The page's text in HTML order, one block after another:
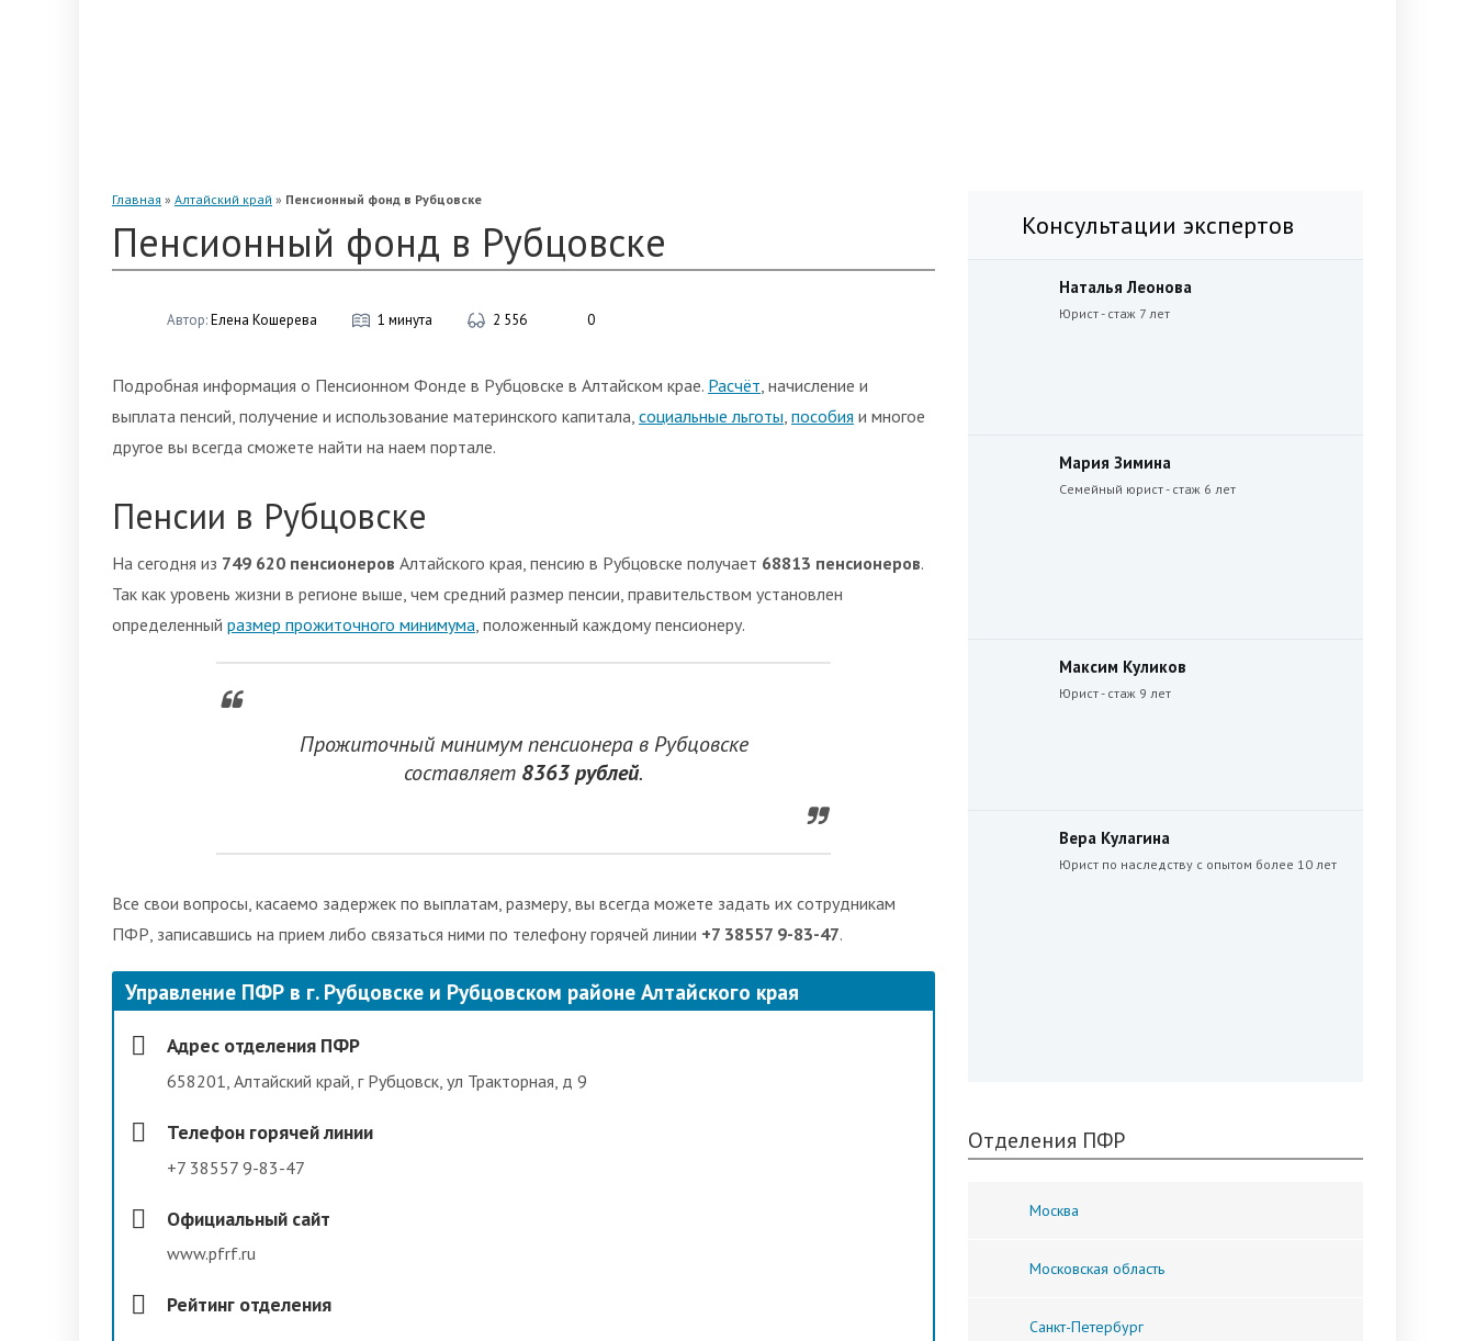
Главная » Алтайский край » Пенсионный фонд в Рубцовске
Пенсионный фонд в Рубцовске
Автор:Елена Кошерева 1 минута 2 556 0
Подробная информация о Пенсионном Фонде в Рубцовске в Алтайском крае. Расчёт, начисление и
выплата пенсий, получение и использование материнского капитала, социальные льготы, пособия и многое
другое вы всегда сможете найти на наем портале.
Пенсии в Рубцовске
На сегодня из 749 620 пенсионеров Алтайского края, пенсию в Рубцовске получает 68813 пенсионеров.
Так как уровень жизни в регионе выше, чем средний размер пенсии, правительством установлен
определенный размер прожиточного минимума, положенный каждому пенсионеру.
Прожиточный минимум пенсионера в Рубцовске
составляет 8363 рублей.
Все свои вопросы, касаемо задержек по выплатам, размеру, вы всегда можете задать их сотрудникам
ПФР, записавшись на прием либо связаться ними по телефону горячей линии +7 38557 9-83-47.
Управление ПФР в г. Рубцовске и Рубцовском районе Алтайского края
Адрес отделения ПФР
658201, Алтайский край, г Рубцовск, ул Тракторная, д 9
Телефон горячей линии
+7 38557 9-83-47
Официальный сайт
www.pfrf.ru
Рейтинг отделения
Консультации экспертов
Наталья Леонова
Юрист - стаж 7 лет
Мария Зимина
Семейный юрист - стаж 6 лет
Максим Куликов
Юрист - стаж 9 лет
Вера Кулагина
Юрист по наследству с опытом более 10 лет
Отделения ПФР
Москва
Московская область
Санкт-Петербург